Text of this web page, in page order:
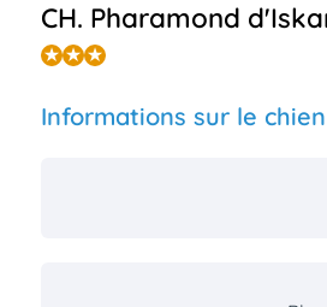
CH. Pharamond
Informations sur le chien